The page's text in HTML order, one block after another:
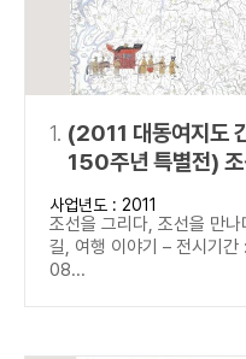
OR
NOT
동시에 여러
1. (2011 대동여지도
150주년 특별전)
그리다, 조선을 만나다
사업년도 : 2011
조선을 그리다, 조선을 만나
길, 여행 이야기 – 전시기간
08...